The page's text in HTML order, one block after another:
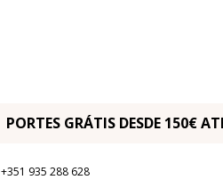
PORTES GRÁTIS DESDE
+351 935 288 628